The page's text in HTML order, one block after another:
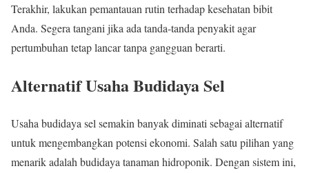
Terakhir, lakukan pemantauan rutin terhadap kesehatan bibit
Anda. Segera tangani jika ada tanda-tanda penyakit agar
pertumbuhan tetap lancar tanpa gangguan berarti.
Alternatif Usaha Budidaya Sel
Usaha budidaya sel semakin banyak diminati sebagai alternatif
untuk mengembangkan potensi ekonomi. Salah satu pilihan yang
menarik adalah budidaya tanaman hidroponik. Dengan sistem ini,